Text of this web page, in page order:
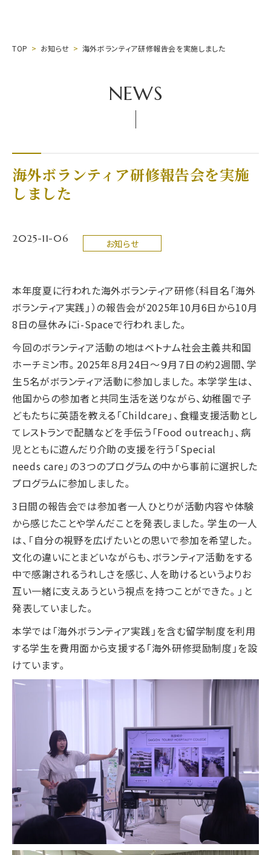
TOP お知らせ 海外ボランティア研修報告会を実施しました
NEWS
海外ボランティア研修報告会を実施
しました
2025-11-06 お知らせ
本年度夏に行われた海外ボランティア研修（科目名「海外
ボランティア実践」）の報告会が2025年10月6日から10月
8日の昼休みにi-Spaceで行われました。
今回のボランティア活動の地はベトナム社会主義共和国
ホーチミン市。2025年８月24日～９月７日の約2週間、学
生５名がボランティア活動に参加しました。本学学生は、
他国からの参加者と共同生活を送りながら、幼稚園で子
どもたちに英語を教える「Childcare」、食糧支援活動とし
てレストランで配膳などを手伝う「Food outreach」、病
児とともに遊んだり介助の支援を行う「Special
needs care」の３つのプログラムの中から事前に選択した
プログラムに参加しました。
3日間の報告会では参加者一人ひとりが活動内容や体験
から感じたことや学んだことを発表しました。学生の一人
は、「自分の視野を広げたいとの思いで参加を希望した。
文化の違いにとまどいながらも、ボランティア活動をする
中で感謝されるうれしさを感じ、人を助けるというよりお
互い一緒に支えあうという視点を持つことができた。」と
発表していました。
本学では「海外ボランティア実践」を含む留学制度を利用
する学生を費用面から支援する「海外研修奨励制度」を設
けています。